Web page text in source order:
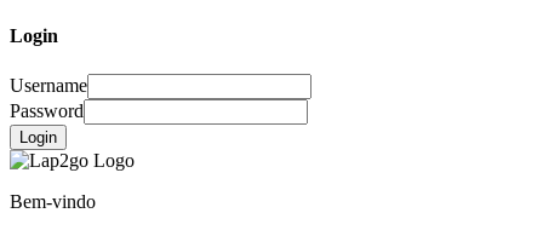
Login
Username
Password
Login
Bem-vindo